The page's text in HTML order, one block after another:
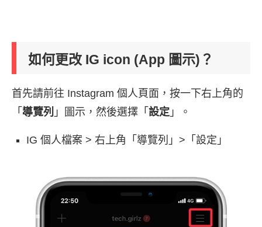
如何更改 IG icon (App 圖示)？
首先請前往 Instagram 個人頁面，按一下右上角的
「 導覽列 」圖示，然後選擇「 設定 」。
IG 個人檔案 > 右上角「導覽列」>「設定」